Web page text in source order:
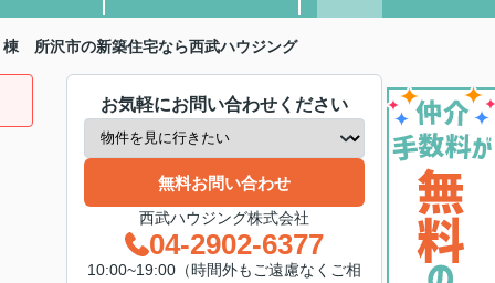
所沢市の新築住宅なら西武ハウジング
お気軽にお問い合わせください
無料お問い合わせ
西武ハウジング株式会社
04-2902-6377
10:00~19:00（時間外もご遠慮なくご相